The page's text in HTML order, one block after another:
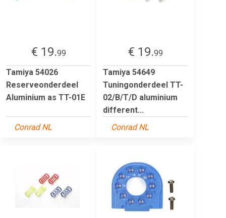
€ 19.99
Tamiya 54026
Reserveonderdeel
Aluminium as TT-01E
Conrad NL
€ 19.99
Tamiya 54649
Tuningonderdeel TT-
02/B/T/D aluminium
different...
Conrad NL